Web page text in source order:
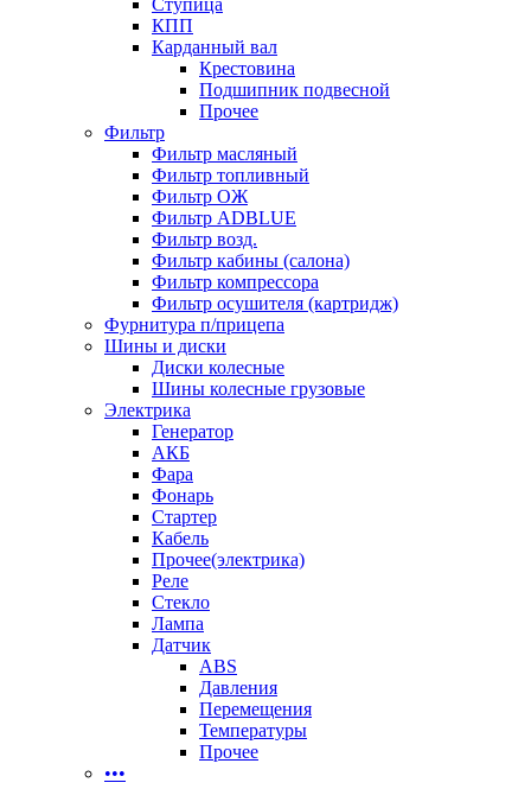
Ступица
КПП
Карданный вал
Крестовина
Подшипник подвесной
Прочее
Фильтр
Фильтр масляный
Фильтр топливный
Фильтр ОЖ
Фильтр ADBLUE
Фильтр возд.
Фильтр кабины (салона)
Фильтр компрессора
Фильтр осушителя (картридж)
Фурнитура п/прицепа
Шины и диски
Диски колесные
Шины колесные грузовые
Электрика
Генератор
АКБ
Фара
Фонарь
Стартер
Кабель
Прочее(электрика)
Реле
Стекло
Лампа
Датчик
ABS
Давления
Перемещения
Температуры
Прочее
•••